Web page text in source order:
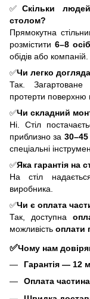
✅Скільки
столом?
Прямокутна
розмістити 6–8 осіб
обідів або компаній.
✅Чи легко
Так.
протерти поверхню
✅Чи складний
Ні. Стіл
приблизно за 30–45
спеціальні
✅Яка гарантія на
На стіл
виробника.
✅Чи є оплата
Так, доступна
можливість оплати
✅Чому нам
Гарантія — 12
Оплата